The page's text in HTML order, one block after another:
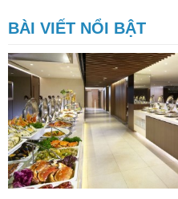
BÀI VIẾT NỔI BẬT